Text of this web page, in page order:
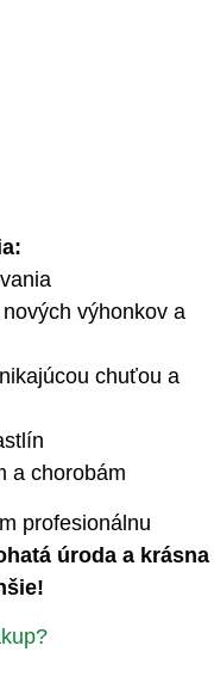
výhonkov a
chuťou a
a chorobám
profesionálnu
úroda a krásna